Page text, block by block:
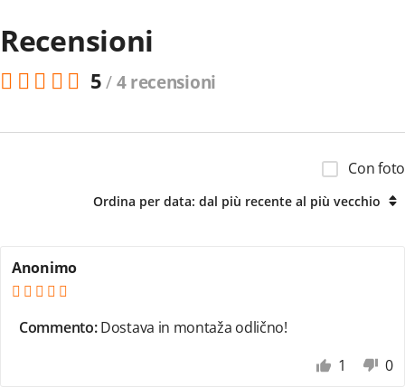
Recensioni
5/4 recensioni
Anonimo
Commento:Dostava in montaža odlično!
1
0
Con foto
Ordina per data: dal più recente al più vecchio